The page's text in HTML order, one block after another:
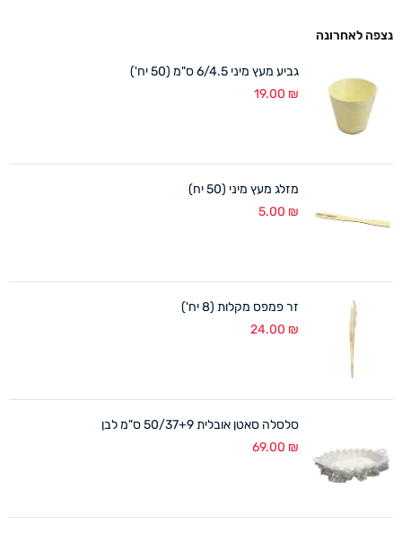
נצפה לאחרונה
גביע מעץ מיני 6/4.5 ס"מ (50 יח')
19.00 ₪
מזלג מעץ מיני (50 יח)
5.00 ₪
זר פמפס מקלות (8 יח')
24.00 ₪
סלסלה סאטן אובלית 50/37+9 ס"מ לבן
69.00 ₪